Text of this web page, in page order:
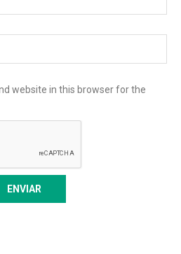
website in this browser for the